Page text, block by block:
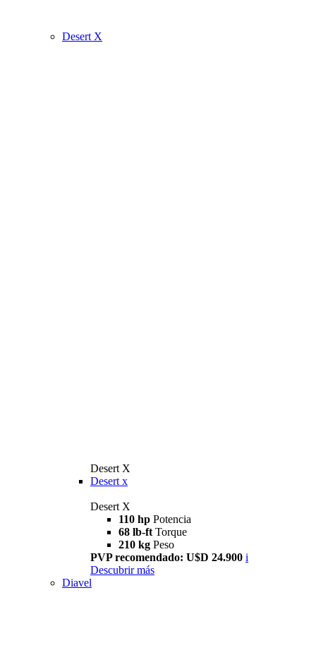
Desert X
Desert X
Desert x
Desert X
110 hp Potencia
68 lb-ft Torque
210 kg Peso
PVP recomendado: U$D 24.900 i
Descubrir más
Diavel